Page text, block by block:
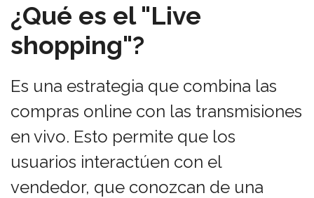
¿Qué es el "Live
shopping"?
Es una estrategia que combina las
compras online con las transmisiones
en vivo. Esto permite que los
usuarios interactúen con el
vendedor, que conozcan de una